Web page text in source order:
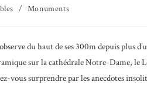
/ Monuments
du haut de ses 300m depuis plus
sur la cathédrale Notre-Dame, le
vous surprendre par les anecdotes